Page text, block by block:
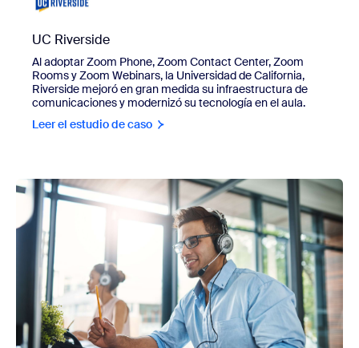
UC Riverside
Al adoptar Zoom Phone, Zoom Contact Center, Zoom
Rooms y Zoom Webinars, la Universidad de California,
Riverside mejoró en gran medida su infraestructura de
comunicaciones y modernizó su tecnología en el aula.
Leer el estudio de caso
view Caleb & Brown